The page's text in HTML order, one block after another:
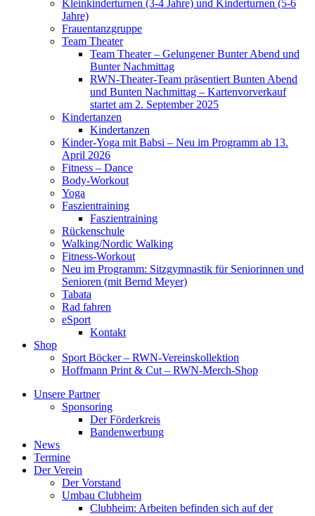
Kleinkinderturnen (3-4 Jahre) und Kinderturnen (5-6
Jahre)
Frauentanzgruppe
Team Theater
Team Theater – Gelungener Bunter Abend und
Bunter Nachmittag
RWN-Theater-Team präsentiert Bunten Abend
und Bunten Nachmittag – Kartenvorverkauf
startet am 2. September 2025
Kindertanzen
Kindertanzen
Kinder-Yoga mit Babsi – Neu im Programm ab 13.
April 2026
Fitness – Dance
Body-Workout
Yoga
Faszientraining
Faszientraining
Rückenschule
Walking/Nordic Walking
Fitness-Workout
Neu im Programm: Sitzgymnastik für Seniorinnen und
Senioren (mit Bernd Meyer)
Tabata
Rad fahren
eSport
Kontakt
Shop
Sport Böcker – RWN-Vereinskollektion
Hoffmann Print & Cut – RWN-Merch-Shop
Unsere Partner
Sponsoring
Der Förderkreis
Bandenwerbung
News
Termine
Der Verein
Der Vorstand
Umbau Clubheim
Clubheim: Arbeiten befinden sich auf der